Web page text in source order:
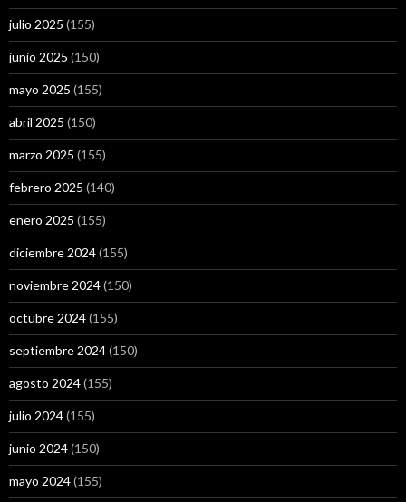
julio 2025 (155)
junio 2025 (150)
mayo 2025 (155)
abril 2025 (150)
marzo 2025 (155)
febrero 2025 (140)
enero 2025 (155)
diciembre 2024(155)
noviembre 2024(150)
octubre 2024(155)
septiembre 2024(150)
agosto 2024(155)
julio 2024(155)
junio 2024(150)
mayo 2024(155)